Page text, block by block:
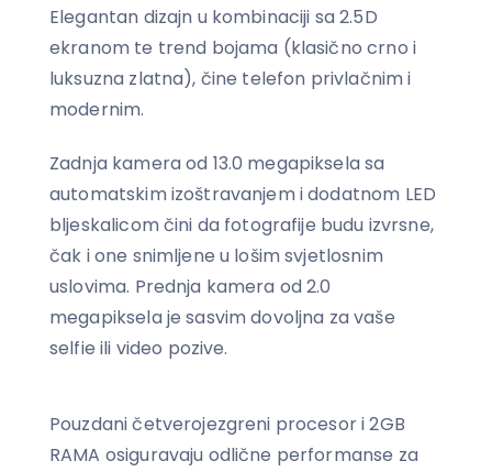
Elegantan dizajn u kombinaciji sa 2.5D
ekranom te trend bojama (klasično crno i
luksuzna zlatna), čine telefon privlačnim i
modernim.
Zadnja kamera od 13.0 megapiksela sa
automatskim izoštravanjem i dodatnom LED
bljeskalicom čini da fotografije budu izvrsne,
čak i one snimljene u lošim svjetlosnim
uslovima. Prednja kamera od 2.0
megapiksela je sasvim dovoljna za vaše
selfie ili video pozive.
Pouzdani četverojezgreni procesor i 2GB
RAMA osiguravaju odlične performanse za